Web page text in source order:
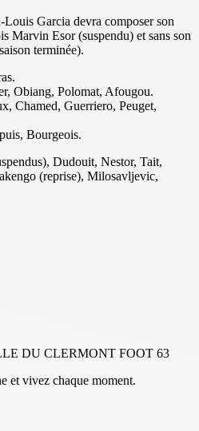
Garcia devra composer son
Marvin Esor (suspendu) et sans son
terminée).
Obiang, Polomat, Afougou.
Chamed, Guerriero, Peuget,
Bourgeois.
Dudouit, Nestor, Tait,
(reprise), Milosavljevic,
DU CLERMONT FOOT 63
et vivez chaque moment.